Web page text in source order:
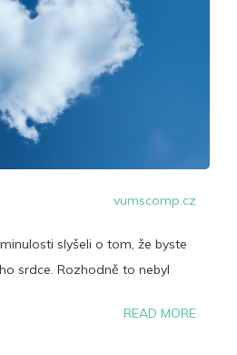
vumscomp.cz
slyšeli o tom, že byste
srdce. Rozhodně to nebyl
READ MORE